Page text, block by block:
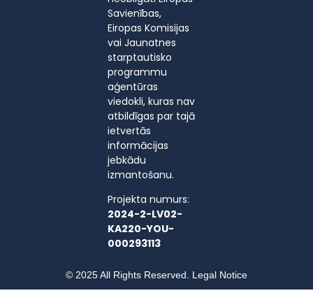
Savienības,
Eiropas Komisijas
vai Jaunatnes
starptautisko
programmu
aģentūras
viedokli, kuras nav
atbildīgas par tajā
ietvertās
informācijas
jebkādu
izmantošanu.
Projekta numurs:
2024-2-LV02-
KA220-YOU-
000293113
© 2025 All Rights Reserved. Legal Notice